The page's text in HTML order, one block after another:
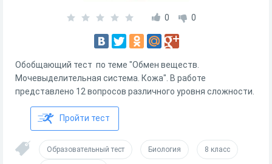
0 0
Обобщающий тест по теме "Обмен веществ.
Мочевыделительная система. Кожа". В работе
представлено 12 вопросов различного уровня сложности.
Пройти тест
Образовательный тест Биология 8 класс